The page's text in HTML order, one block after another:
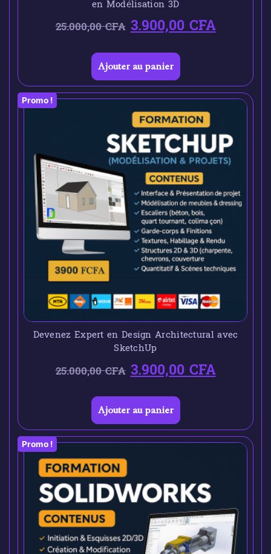
en Modélisation 3D
25.000,00CFA 3.900,00CFA
Ajouter au panier
Promo !
Devenez Expert en Design Architectural avec
SketchUp
25.000,00CFA 3.900,00CFA
Ajouter au panier
Promo !